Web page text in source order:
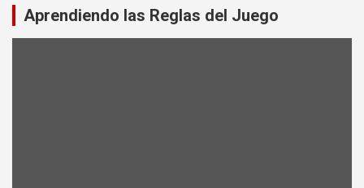
Aprendiendo las Reglas del Juego